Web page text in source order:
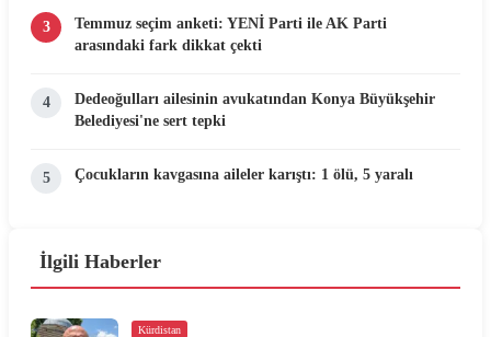
3
Temmuz seçim anketi: YENİ Parti ile AK Parti
arasındaki fark dikkat çekti
4
Dedeoğulları ailesinin avukatından Konya Büyükşehir
Belediyesi'ne sert tepki
5 Çocukların kavgasına aileler karıştı: 1 ölü, 5 yaralı
İlgili Haberler
Kürdistan